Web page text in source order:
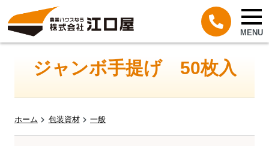
MENU
ジャンボ手提げ 50枚入
ホーム 包装資材 一般